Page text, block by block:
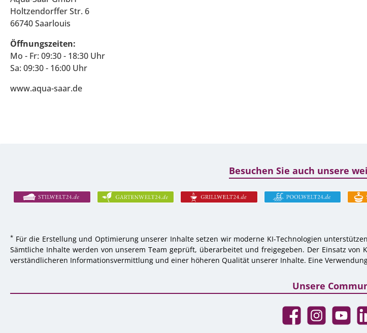
Holtzendorffer Str. 6
66740 Saarlouis
Öffnungszeiten:
Mo - Fr: 09:30 - 18:30 Uhr
Sa: 09:30 - 16:00 Uhr
www.aqua-saar.de
Besuchen Sie auch unsere
* Für die Erstellung und Optimierung unserer Inhalte setzen wir moderne KI-Technologien
Sämtliche Inhalte werden von unserem Team geprüft, überarbeitet und freigegeben. Der Einsatz
verständlicheren Informationsvermittlung und einer höheren Qualität unserer Inhalte. Eine
Unsere
FacebookInstagramYouTube